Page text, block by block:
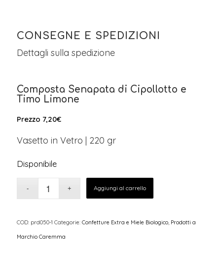
CONSEGNE E SPEDIZIONI
Dettagli sulla spedizione
Composta Senapata di Cipollotto e
Timo Limone
Prezzo 7,20€
Vasetto in Vetro | 220 gr
Disponibile
Aggiungi al carrello
COD: prd050-1 Categorie: Confetture Extra e Miele Biologico, Prodotti a
Marchio Caremma